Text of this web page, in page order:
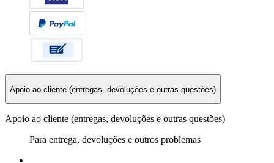
Apoio ao cliente (entregas, devoluções e outras questões)
Apoio ao cliente (entregas, devoluções e outras questões)
Para entrega, devoluções e outros problemas